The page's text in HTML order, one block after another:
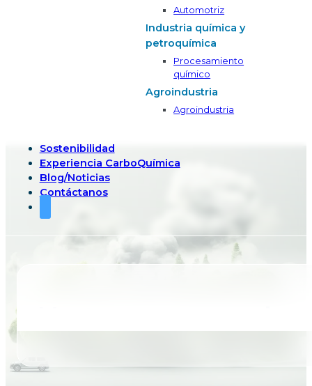
Automotriz
Industria química y
petroquímica
Procesamiento
químico
Agroindustria
Agroindustria
Sostenibilidad
Experiencia CarboQuímica
Blog/Noticias
Contáctanos